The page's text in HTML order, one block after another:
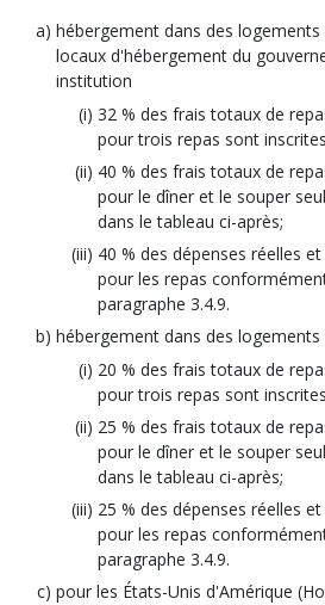
hébergement dans des
locaux d'hébergement du
institution
32 % des frais totaux de
pour trois repas sont
40 % des frais totaux de
pour le dîner et le souper
dans le tableau ci-après;
40 % des dépenses réelles
pour les repas
paragraphe 3.4.9.
hébergement dans des
20 % des frais totaux de
pour trois repas sont
25 % des frais totaux de
pour le dîner et le souper
dans le tableau ci-après;
25 % des dépenses réelles
pour les repas
paragraphe 3.4.9.
pour les États-Unis d'Amérique